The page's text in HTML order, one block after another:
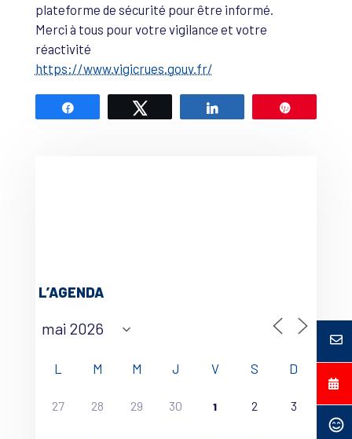
plateforme de sécurité pour être informé.
Merci à tous pour votre vigilance et votre
réactivité
https://www.vigicrues.gouv.fr/
L’AGENDA
L M M J V S D
27 28 29 30 1 2 3